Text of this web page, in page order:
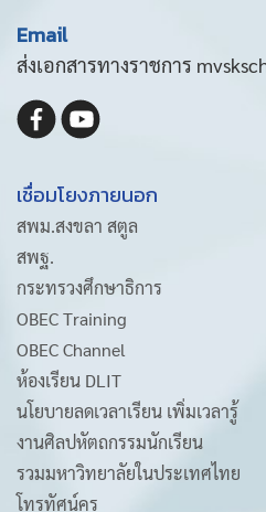
Email
ส่งเอกสารทางราชการ
เชื่อมโยงภายนอก
สพม.สงขลา สตูล
สพฐ.
กระทรวงศึกษาธิการ
OBEC Training
OBEC Channel
ห้องเรียน DLIT
นโยบายลดเวลาเรียน เพิ่มเวลารู้
งานศิลปหัตถกรรมนักเรียน
รวมมหาวิทยาลัยในประเทศไทย
โทรทัศน์ครู